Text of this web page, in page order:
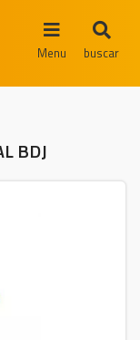
Menu buscar
BDJ